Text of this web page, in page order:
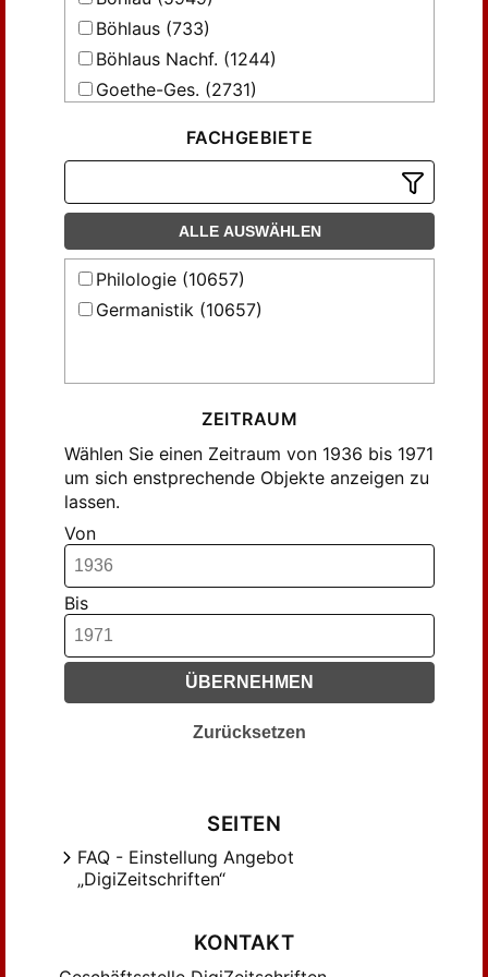
Fehse, Wilhelm (53)
Fink, Gonthier-Louis (41)
Fischer-Lamberg, Hanna (41)
Flach, Willy (74)
Flitner, Wilhelm (51)
Fähnrich, Hermann (94)
Grumach, Ernst (114)
Göres, Jörn (35)
Görne, Dieter (35)
Götze, Alfred (44)
Hagen, Benno von (52)
Handrick, Willy (55)
Haussherr, Hans (57)
Hecker, Max (140)
Hennig, John (64)
Henning, Hans (31)
Hoffmann, Arthur (47)
Hübner, Arthur (30)
Jahn, Johannes (69)
Jenisch, Erich (31)
Küntzel, Gerhard (34)
Linden, Walther (54)
Böhlaus (733)
Böhlaus Nachf. (1244)
Goethe-Ges. (2731)
FACHGEBIETE
ALLE AUSWÄHLEN
Philologie (10657)
Germanistik (10657)
ZEITRAUM
Wählen Sie einen Zeitraum von 1936 bis 1971
um sich enstprechende Objekte anzeigen zu
lassen.
Von
Bis
ÜBERNEHMEN
Zurücksetzen
SEITEN
FAQ - Einstellung Angebot
„DigiZeitschriften“
KONTAKT